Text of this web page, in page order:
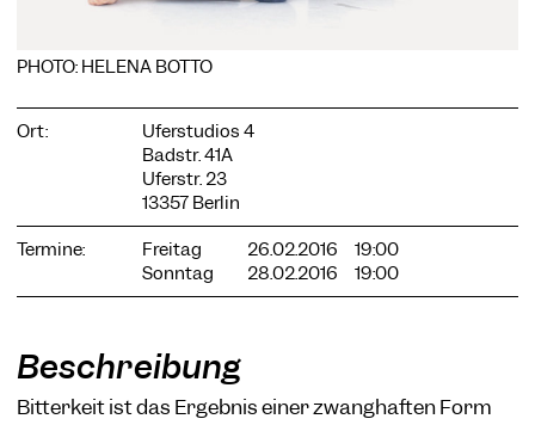
PHOTO: HELENA BOTTO
Ort:
Uferstudios 4
Badstr. 41A
Uferstr. 23
13357 Berlin
Termine:
Freitag 26.02.2016
19:00
Sonntag
28.02.2016 19:00
Beschreibung
Bitterkeit ist das Ergebnis einer zwanghaften Form
Wir verwenden Cookies und Inhalte externer Anbieter auf
die Website weiterzuentwickeln. Sie können Ihre Einwilligung
jederzeit widerrufen. Bitte besuchen Sie unsere
Datenschutzerklärung für weitere Informationen. Unten
können Sie auswählen, welche Technologien Sie zulassen
Notwendige Cookies
Nur notwendige Alle akzeptieren